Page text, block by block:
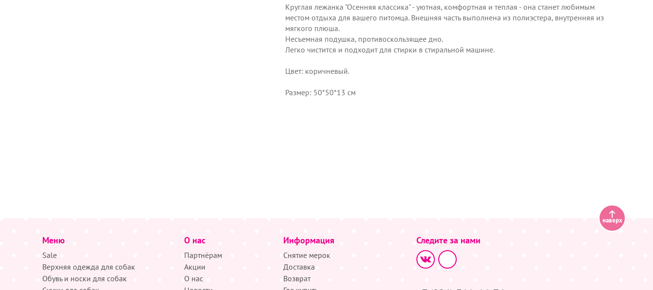
Круглая лежанка "Осенняя классика" - уютная, комфортная и теплая - она станет любимым
местом отдыха для вашего питомца. Внешняя часть выполнена из полиэстера, внутренняя из
мягкого плюша.
Несъемная подушка, противоскользящее дно.
Легко чистится и подходит для стирки в стиральной машине.
Цвет: коричневый.
Размер: 50*50*13 см
Меню
Sale
Верхняя одежда для собак
Обувь и носки для собак
О нас
Партнёрам
Акции
О нас
Информация
Снятие мерок
Доставка
Возврат
Следите за нами
наверх